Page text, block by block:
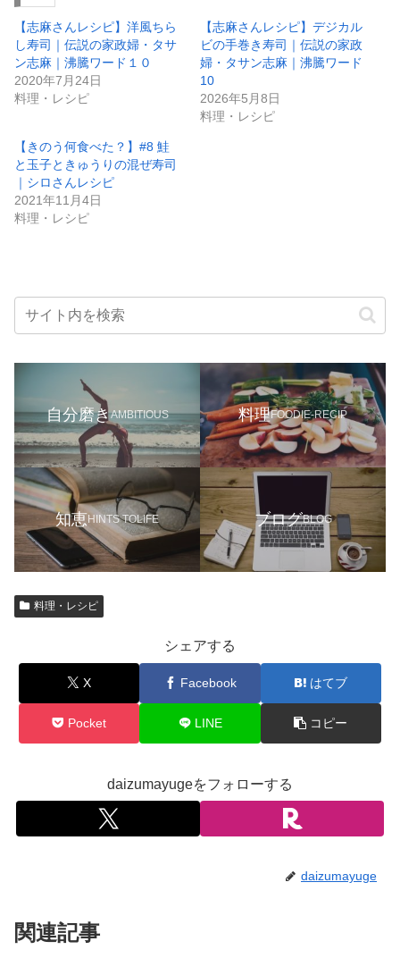
【志麻さんレシピ】洋風ちら
し寿司｜伝説の家政婦・タサ
ン志麻｜沸騰ワード１０
2020年7月24日
料理・レシピ
【志麻さんレシピ】デジカル
ビの手巻き寿司｜伝説の家政
婦・タサン志麻｜沸騰ワード
10
2026年5月8日
料理・レシピ
【きのう何食べた？】#8 鮭
と玉子ときゅうりの混ぜ寿司
｜シロさんレシピ
2021年11月4日
料理・レシピ
自分磨きAMBITIOUS 料理FOODIE-RECIP
知恵HINTS TOLIFE ブログBLOG
料理・レシピ
シェアする
X Facebook はてブ
Pocket LINE コピー
daizumayugeをフォローする
daizumayuge
関連記事